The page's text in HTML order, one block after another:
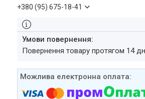
+380 (95) 675-18-41
повернення товару протягом 14